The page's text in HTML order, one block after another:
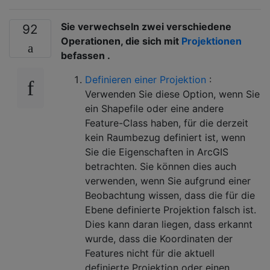
92
Sie verwechseln zwei verschiedene
Operationen, die sich mit Projektionen
befassen .
Definieren einer Projektion :
Verwenden Sie diese Option, wenn Sie
ein Shapefile oder eine andere
Feature-Class haben, für die derzeit
kein Raumbezug definiert ist, wenn
Sie die Eigenschaften in ArcGIS
betrachten. Sie können dies auch
verwenden, wenn Sie aufgrund einer
Beobachtung wissen, dass die für die
Ebene definierte Projektion falsch ist.
Dies kann daran liegen, dass erkannt
wurde, dass die Koordinaten der
Features nicht für die aktuell
definierte Projektion oder einen